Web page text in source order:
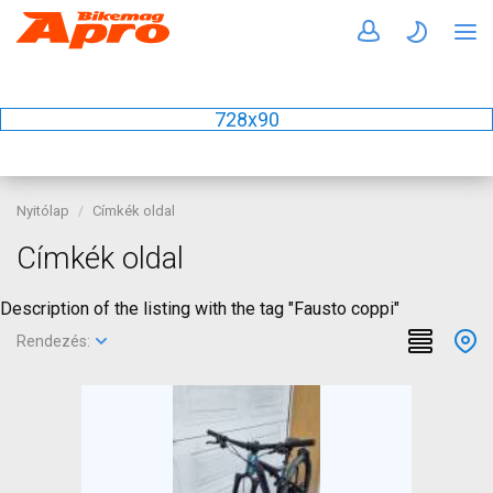
728x90
Nyitólap Címkék oldal
Címkék oldal
Description of the listing with the tag "Fausto coppi"
Rendezés: